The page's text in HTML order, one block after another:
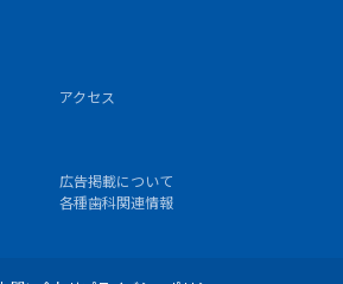
アクセス
広告掲載について
各種歯科関連情報